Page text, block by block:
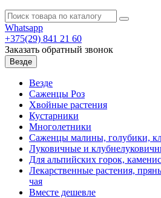
Whatsapp
+375(29) 841 21 60
Заказать обратный звонок
Везде
Везде
Саженцы Роз
Хвойные растения
Кустарники
Многолетники
Саженцы малины, голубики,
Луковичные и
Для альпийских горок,
Лекарственные растения,
чая
Вместе дешевле